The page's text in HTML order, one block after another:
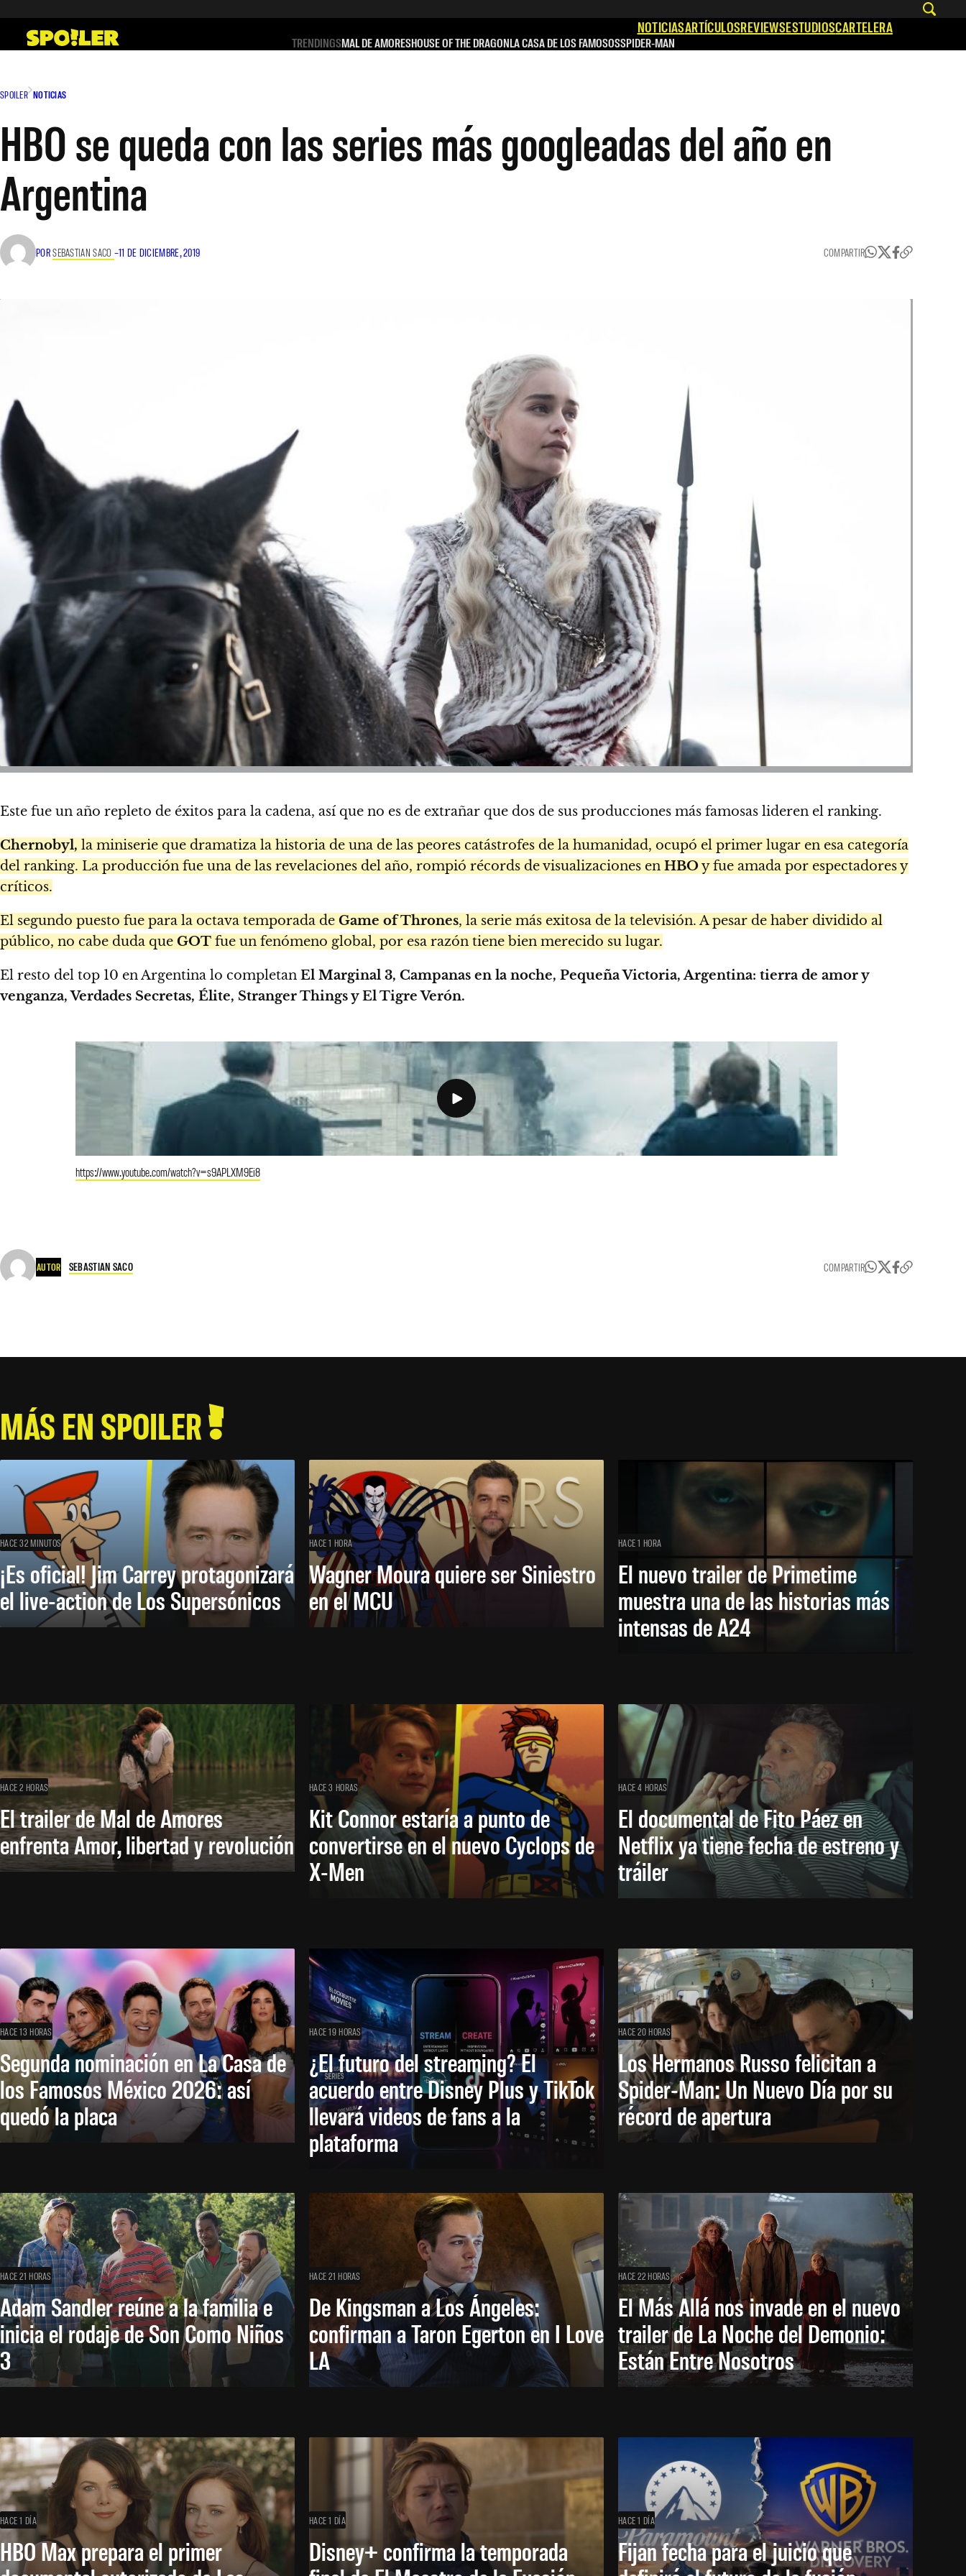
contenido
NOTICIASARTÍCULOSREVIEWSESTUDIOSCARTELERA
TRENDINGSMAL DE AMORESHOUSE OF THE DRAGONLA CASA DE LOS FAMOSOSSPIDER-MAN
SPOILER NOTICIAS
HBO se queda con las series más googleadas del año en
Argentina
PORSEBASTIAN SACO –11 DE DICIEMBRE, 2019 COMPARTIR
Este fue un año repleto de éxitos para la cadena, así que no es de extrañar que dos de sus producciones más famosas lideren el ranking.
Chernobyl, la miniserie que dramatiza la historia de una de las peores catástrofes de la humanidad, ocupó el primer lugar en esa categoría
del ranking. La producción fue una de las revelaciones del año, rompió récords de visualizaciones en HBOy fue amada por espectadores y
críticos.
El segundo puesto fue para la octava temporada de Game of Thrones, la serie más exitosa de la televisión. A pesar de haber dividido al
público, no cabe duda que GOT fue un fenómeno global, por esa razón tiene bien merecido su lugar.
El resto del top 10 en Argentina lo completan El Marginal 3, Campanas en la noche, Pequeña Victoria, Argentina: tierra de amor y
venganza, Verdades Secretas, Élite, Stranger Things y El Tigre Verón.
https://www.youtube.com/watch?v=s9APLXM9Ei8
AUTOR SEBASTIAN SACO COMPARTIR
MÁS EN SPOILER
HACE 32 MINUTOS
¡Es oficial! Jim Carrey protagonizará
el live-action de Los Supersónicos
HACE 1 HORA
Wagner Moura quiere ser Siniestro
en el MCU
HACE 1 HORA
El nuevo trailer de Primetime
muestra una de las historias más
intensas de A24
HACE 2 HORAS
El trailer de Mal de Amores
enfrenta Amor, libertad y revolución
HACE 3 HORAS
Kit Connor estaría a punto de
convertirse en el nuevo Cyclops de
X-Men
HACE 4 HORAS
El documental de Fito Páez en
Netflix ya tiene fecha de estreno y
tráiler
HACE 13 HORAS
Segunda nominación en La Casa de
los Famosos México 2026: así
quedó la placa
HACE 19 HORAS
¿El futuro del streaming? El
acuerdo entre Disney Plus y TikTok
llevará videos de fans a la
plataforma
HACE 20 HORAS
Los Hermanos Russo felicitan a
Spider-Man: Un Nuevo Día por su
récord de apertura
HACE 21 HORAS
Adam Sandler reúne a la familia e
inicia el rodaje de Son Como Niños
3
HACE 21 HORAS
De Kingsman a Los Ángeles:
confirman a Taron Egerton en I Love
LA
HACE 22 HORAS
El Más Allá nos invade en el nuevo
trailer de La Noche del Demonio:
Están Entre Nosotros
HACE 1 DÍA
HBO Max prepara el primer
HACE 1 DÍA
Disney+ confirma la temporada
HACE 1 DÍA
Fijan fecha para el juicio que